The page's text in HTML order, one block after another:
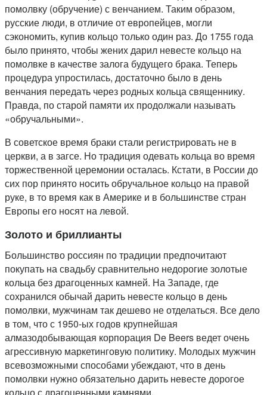
помолвку (обручение) с венчанием. Таким образом,
русские люди, в отличие от европейцев, могли
сэкономить, купив кольцо только один раз. До 1755 года
было принято, чтобы жених дарил невесте кольцо на
помолвке в качестве залога будущего брака. Теперь
процедура упростилась, достаточно было в день
венчания передать через родных кольца священнику.
Правда, по старой памяти их продолжали называть
«обручальными».
В советское время браки стали регистрировать не в
церкви, а в загсе. Но традиция одевать кольца во время
торжественной церемонии осталась. Кстати, в России до
сих пор принято носить обручальное кольцо на правой
руке, в то время как в Америке и в большинстве стран
Европы его носят на левой.
Золото и бриллианты
Большинство россиян по традиции предпочитают
покупать на свадьбу сравнительно недорогие золотые
кольца без драгоценных камней. На Западе, где
сохранился обычай дарить невесте кольцо в день
помолвки, мужчинам так дешево не отделаться. Все дело
в том, что с 1950-ых годов крупнейшая
алмазодобывающая корпорация De Beers ведет очень
агрессивную маркетинговую политику. Молодых мужчин
всевозможными способами убеждают, что в день
помолвки нужно обязательно дарить невесте дорогое